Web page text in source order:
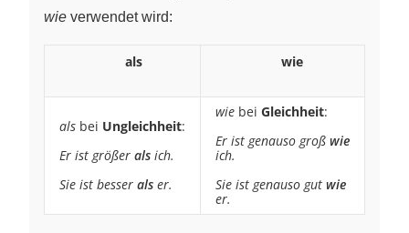
wie verwendet wird:
\qquad
als\qquad \qquad
wie\qquad
als bei Ungleichheit:
Er ist größer als ich.
Sie ist besser als er.
wie bei Gleichheit:
Er ist genauso groß wie
ich.
Sie ist genauso gut wie
er.